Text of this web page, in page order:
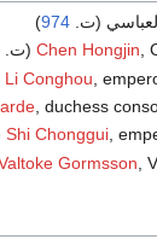
(ت.974
)
Chen Hongjin, (ت.
Li Conghou ,
, duchess
Shi Chonggui,
Gormsson ,